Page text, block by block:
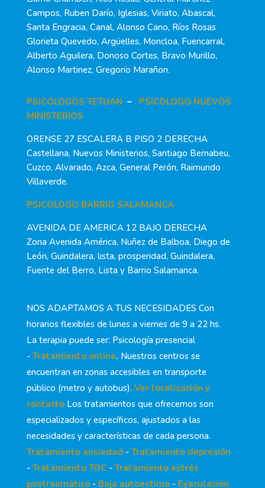
Campos, Ruben Darío, Iglesias, Viriato, Abascal,
Santa Engracia, Canal, Alonso Cano, Ríos Rosas
Glorieta Quevedo, Argüelles, Moncloa, Fuencarral,
Alberto Aguilera, Donoso Cortes, Bravo Murillo,
Alonso Martinez, Gregorio Marañon.
PSICOLOGOS TETUAN – PSICOLOGO NUEVOS
MINISTERIOS
ORENSE 27 ESCALERA B PISO 2 DERECHA
Castellana, Nuevos Ministerios, Santiago Bernabeu,
Cuzco, Alvarado, Azca, General Perón, Raimundo
Villaverde.
PSICOLOGO BARRIO SALAMANCA
AVENIDA DE AMERICA 12 BAJO DERECHA
Zona Avenida América, Nuñez de Balboa, Diego de
León, Guindalera, lista, prosperidad, Guindalera,
Fuente del Berro, Lista y Barrio Salamanca.
NOS ADAPTAMOS A TUS NECESIDADES Con
horarios flexibles de lunes a viernes de 9 a 22 hs.
La terapia puede ser: Psicología presencial
- Tratamiento online. Nuestros centros se
encuentran en zonas accesibles en transporte
público (metro y autobus). Ver localización y
contactoLos tratamientos que ofrecemos son
especializados y específicos, ajustados a las
necesidades y características de cada persona.
Tratamiento ansiedad - Tratamiento depresión
- Tratamiento TOC- Tratamiento estrés
postraumático- Baja autoestima - Eyaculación